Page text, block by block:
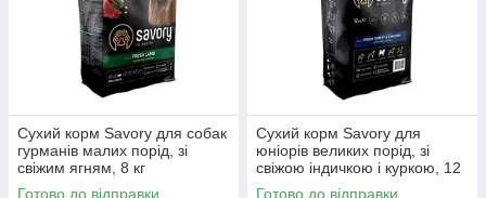
Сухий корм Savory для собак
гурманів малих порід, зі
свіжим ягням, 8 кг
Готово до відправки
Сухий корм Savory для
юніорів великих порід, зі
свіжою індичкою і куркою, 12
кг
Готово до відправки